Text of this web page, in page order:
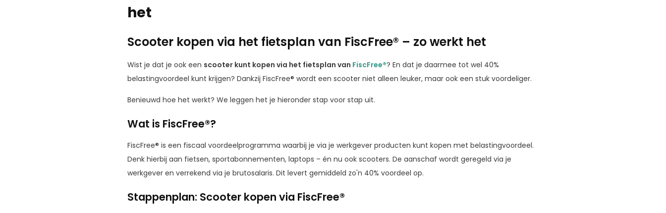
het
Scooter kopen via het fietsplan van FiscFree® – zo werkt het
Wist je dat je ook een scooter kunt kopen via het fietsplan van FiscFree®? En dat je daarmee tot wel 40%
belastingvoordeel kunt krijgen? Dankzij FiscFree® wordt een scooter niet alleen leuker, maar ook een stuk voordeliger.
Benieuwd hoe het werkt? We leggen het je hieronder stap voor stap uit.
Wat is FiscFree®?
FiscFree® is een fiscaal voordeelprogramma waarbij je via je werkgever producten kunt kopen met belastingvoordeel.
Denk hierbij aan fietsen, sportabonnementen, laptops – én nu ook scooters. De aanschaf wordt geregeld via je
werkgever en verrekend via je brutosalaris. Dit levert gemiddeld zo'n 40% voordeel op.
Stappenplan: Scooter kopen via FiscFree®